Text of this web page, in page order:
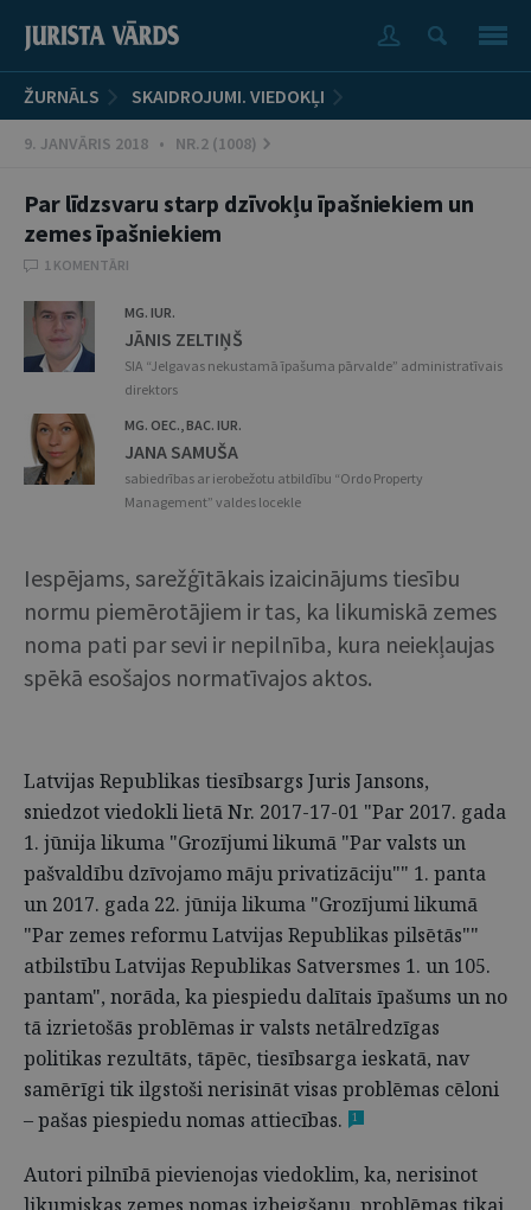
ŽURNĀLS SKAIDROJUMI. VIEDOKĻI
9. JANVĀRIS 2018 • NR.2 (1008)
Par līdzsvaru starp dzīvokļu īpašniekiem un
zemes īpašniekiem
1 KOMENTĀRI
MG. IUR.
JĀNIS ZELTIŅŠ
SIA “Jelgavas nekustamā īpašuma pārvalde” administratīvais
direktors
MG. OEC., BAC. IUR.
JANA SAMUŠA
sabiedrības ar ierobežotu atbildību “Ordo Property
Management” valdes locekle
Iespējams, sarežģītākais izaicinājums tiesību
normu piemērotājiem ir tas, ka likumiskā zemes
noma pati par sevi ir nepilnība, kura neiekļaujas
spēkā esošajos normatīvajos aktos.
Latvijas Republikas tiesībsargs Juris Jansons,
sniedzot viedokli lietā Nr. 2017-17-01 "Par 2017. gada
1. jūnija likuma "Grozījumi likumā "Par valsts un
pašvaldību dzīvojamo māju privatizāciju"" 1. panta
un 2017. gada 22. jūnija likuma "Grozījumi likumā
"Par zemes reformu Latvijas Republikas pilsētās""
atbilstību Latvijas Republikas Satversmes 1. un 105.
pantam", norāda, ka piespiedu dalītais īpašums un no
tā izrietošās problēmas ir valsts netālredzīgas
politikas rezultāts, tāpēc, tiesībsarga ieskatā, nav
samērīgi tik ilgstoši nerisināt visas problēmas cēloni
– pašas piespiedu nomas attiecības.
1
Autori pilnībā pievienojas viedoklim, ka, nerisinot